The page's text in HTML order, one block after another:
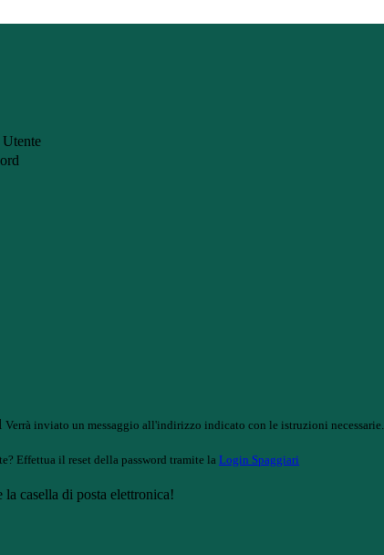
Verrà inviato un messaggio all'indirizzo indicato con le istruzioni necessarie.
Effettua il reset della password tramite la Login Spaggiari
casella di posta elettronica!